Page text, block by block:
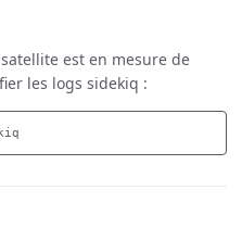
est en mesure de
les logs sidekiq :